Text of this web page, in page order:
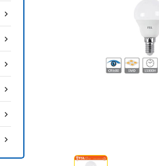





